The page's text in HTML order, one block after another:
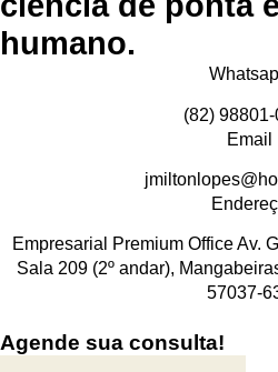
humano.
(82)
Email
Empresarial Premium Office Av.
Sala 209 (2º andar),
57037-
Agende sua consulta!